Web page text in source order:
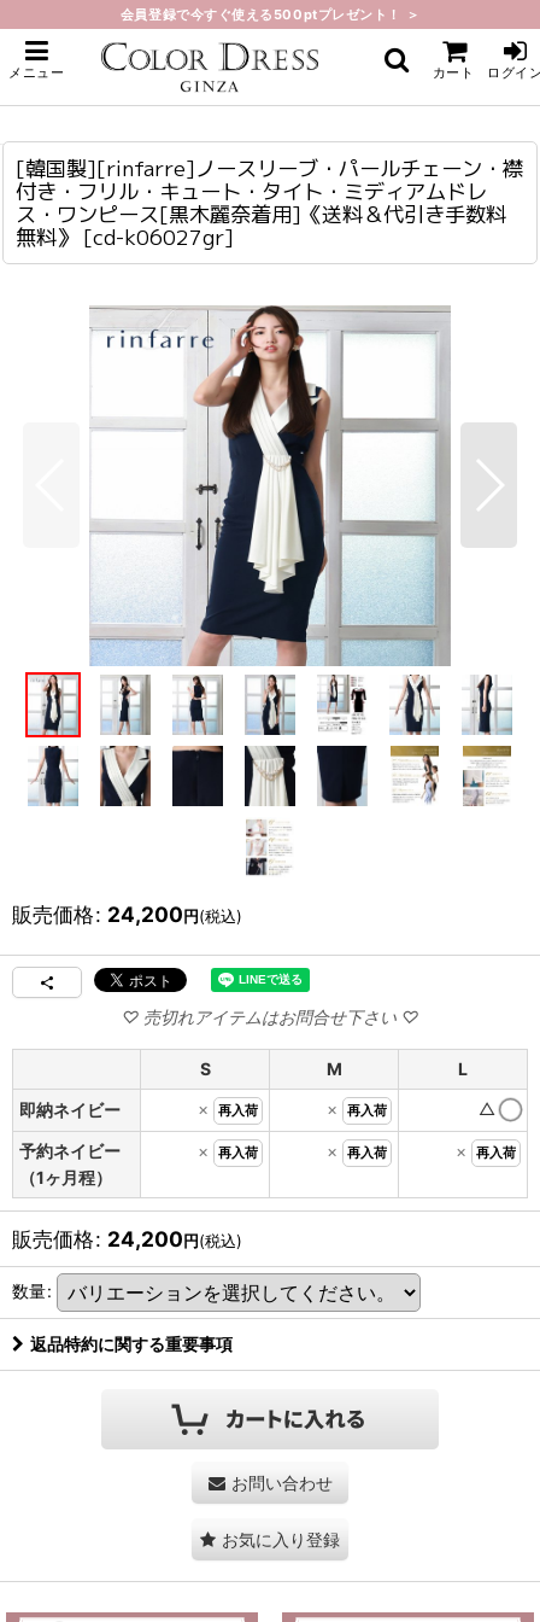
会員登録で今すぐ使える500ptプレゼント！ ＞
メニュー カート ログイ
ホーム > ミディアム
[韓国製][rinfarre]ノースリーブ・パールチェーン・襟付き・フリル・キュー
ト・タイト・ミディアムドレス・ワンピース[黒木麗奈着用]《送料＆代引き手数
[韓国製][rinfarre]ノースリーブ・パールチェーン・襟
付き・フリル・キュート・タイト・ミディアムドレ
ス・ワンピース[黒木麗奈着用]《送料＆代引き手数料
無料》 [cd-k06027gr]
販売価格: 24,200円(税込)
S M
L
即納ネイビー
× 再入荷 × 再入荷 △
予約ネイビー
（1ヶ月程）
× 再入荷 × 再入荷 × 再入荷
販売価格: 24,200円(税込)
数量:
返品特約に関する重要事項
お問い合わせ
お気に入り登録